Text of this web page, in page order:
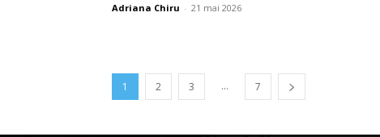
Adriana Chiru - 21 mai 2026
1 2 3 ... 7